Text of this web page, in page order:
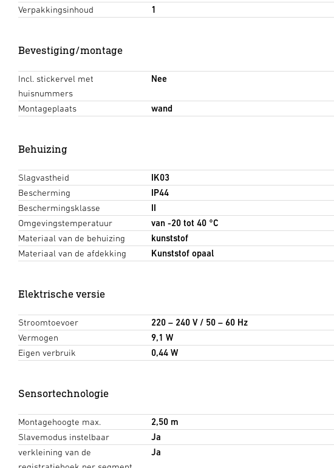
Verpakkingsinhoud
1
Bevestiging/montage
Incl. stickervel met
huisnummers
Nee
Montageplaats wand
Behuizing
Slagvastheid
IK03
Bescherming
IP44
Beschermingsklasse
II
Omgevingstemperatuur
van -20 tot 40 °C
Materiaal van de behuizing
kunststof
Materiaal van de afdekking
Kunststof opaal
Elektrische versie
Stroomtoevoer
220 – 240 V / 50 – 60 Hz
Vermogen
9,1 W
Eigen verbruik
0,44 W
Sensortechnologie
Montagehoogte max.
2,50 m
Slavemodus instelbaar
Ja
verkleining van de
Ja